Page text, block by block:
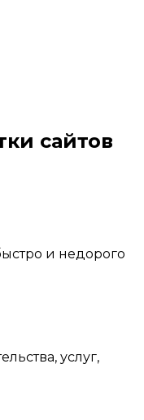
сайтов
и недорого
услуг,